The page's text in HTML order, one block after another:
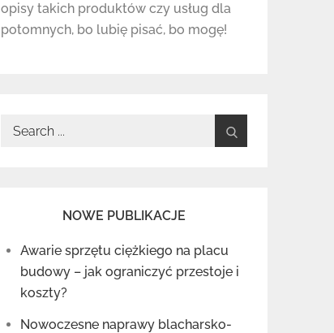
opisy takich produktów czy usług dla
potomnych, bo lubię pisać, bo mogę!
Search
NOWE PUBLIKACJE
Awarie sprzętu ciężkiego na placu
budowy – jak ograniczyć przestoje i
koszty?
Nowoczesne naprawy blacharsko-